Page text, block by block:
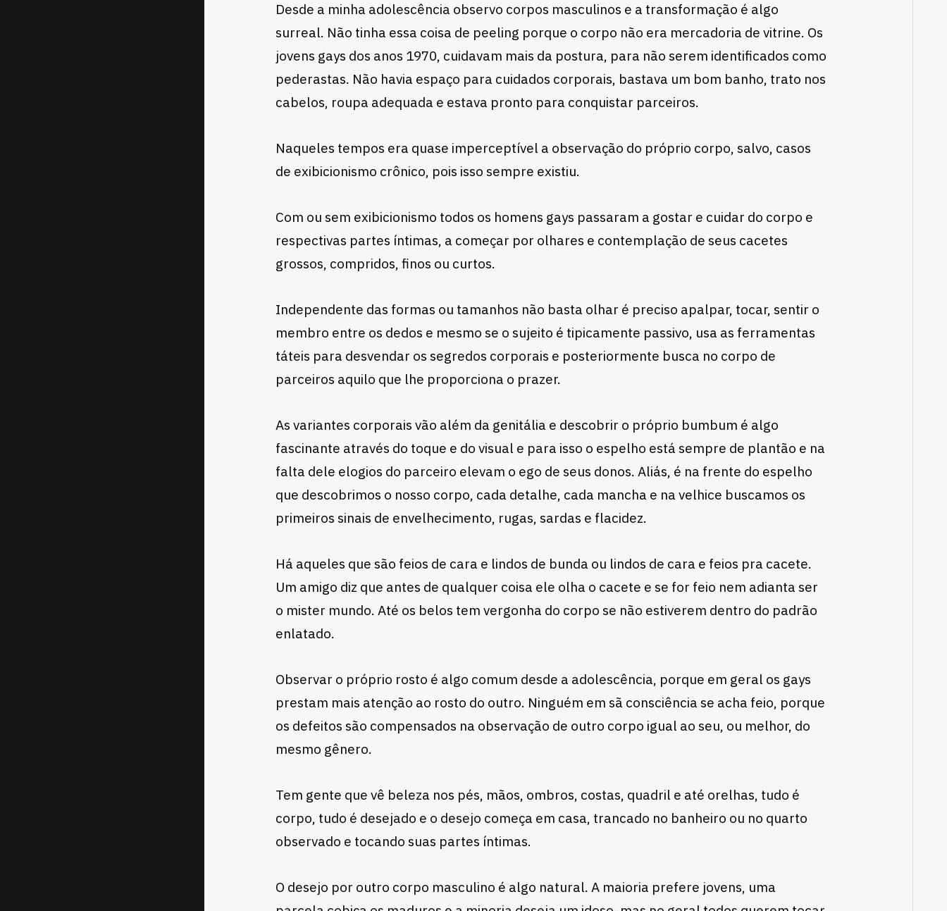
Desde a minha adolescência observo corpos masculinos e a transformação é algo
surreal. Não tinha essa coisa de peeling porque o corpo não era mercadoria de vitrine. Os
jovens gays dos anos 1970, cuidavam mais da postura, para não serem identificados como
pederastas. Não havia espaço para cuidados corporais, bastava um bom banho, trato nos
cabelos, roupa adequada e estava pronto para conquistar parceiros.
Naqueles tempos era quase imperceptível a observação do próprio corpo, salvo, casos
de exibicionismo crônico, pois isso sempre existiu.
Com ou sem exibicionismo todos os homens gays passaram a gostar e cuidar do corpo e
respectivas partes íntimas, a começar por olhares e contemplação de seus cacetes
grossos, compridos, finos ou curtos.
Independente das formas ou tamanhos não basta olhar é preciso apalpar, tocar, sentir o
membro entre os dedos e mesmo se o sujeito é tipicamente passivo, usa as ferramentas
táteis para desvendar os segredos corporais e posteriormente busca no corpo de
parceiros aquilo que lhe proporciona o prazer.
As variantes corporais vão além da genitália e descobrir o próprio bumbum é algo
fascinante através do toque e do visual e para isso o espelho está sempre de plantão e na
falta dele elogios do parceiro elevam o ego de seus donos. Aliás, é na frente do espelho
que descobrimos o nosso corpo, cada detalhe, cada mancha e na velhice buscamos os
primeiros sinais de envelhecimento, rugas, sardas e flacidez.
Há aqueles que são feios de cara e lindos de bunda ou lindos de cara e feios pra cacete.
Um amigo diz que antes de qualquer coisa ele olha o cacete e se for feio nem adianta ser
o mister mundo. Até os belos tem vergonha do corpo se não estiverem dentro do padrão
enlatado.
Observar o próprio rosto é algo comum desde a adolescência, porque em geral os gays
prestam mais atenção ao rosto do outro. Ninguém em sã consciência se acha feio, porque
os defeitos são compensados na observação de outro corpo igual ao seu, ou melhor, do
mesmo gênero.
Tem gente que vê beleza nos pés, mãos, ombros, costas, quadril e até orelhas, tudo é
corpo, tudo é desejado e o desejo começa em casa, trancado no banheiro ou no quarto
observado e tocando suas partes íntimas.
O desejo por outro corpo masculino é algo natural. A maioria prefere jovens, uma